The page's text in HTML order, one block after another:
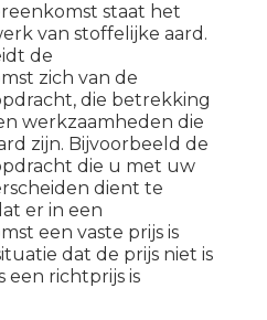
staat het
van stoffelijke aard.
de
zich van de
die betrekking
werkzaamheden die
zijn. Bijvoorbeeld de
die u met uw
dient te
er in een
een vaste prijs is
dat de prijs niet is
een richtprijs is